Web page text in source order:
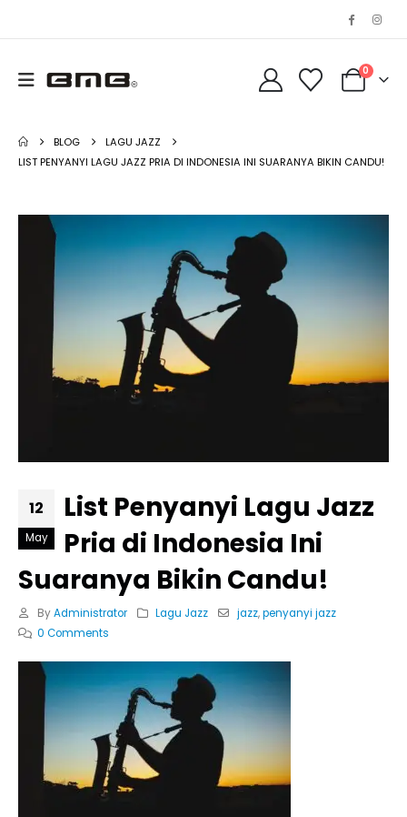
0
BLOG
LAGU JAZZ
LIST PENYANYI LAGU JAZZ PRIA DI INDONESIA INI SUARANYA BIKIN CANDU!
12
May
List Penyanyi Lagu Jazz
Pria di Indonesia Ini
Suaranya Bikin Candu!
By Administrator Lagu Jazz jazz,penyanyi jazz
0 Comments